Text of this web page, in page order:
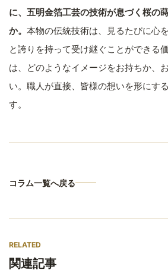
に、五明金箔工芸の技術が息づく桜の
か。 本物の伝統技術は、見るたびに心
と誇りを持って受け継ぐことができる
は、どのようなイメージをお持ちか、
い。職人が直接、皆様の想いを形にす
す。
コラム一覧へ戻る
RELATED
関連記事